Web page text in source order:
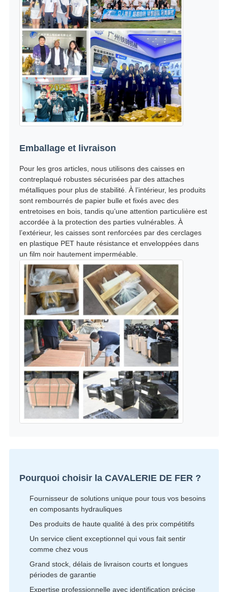
Emballage et livraison
Pour les gros articles, nous utilisons des caisses en
contreplaqué robustes sécurisées par des attaches
métalliques pour plus de stabilité. À l’intérieur, les produits
sont rembourrés de papier bulle et fixés avec des
entretoises en bois, tandis qu’une attention particulière est
accordée à la protection des parties vulnérables. À
l’extérieur, les caisses sont renforcées par des cerclages
en plastique PET haute résistance et enveloppées dans
un film noir hautement imperméable.
Pourquoi choisir la CAVALERIE DE FER ?
Fournisseur de solutions unique pour tous vos besoins
en composants hydrauliques
Des produits de haute qualité à des prix compétitifs
Un service client exceptionnel qui vous fait sentir
comme chez vous
Grand stock, délais de livraison courts et longues
périodes de garantie
Expertise professionnelle avec identification précise